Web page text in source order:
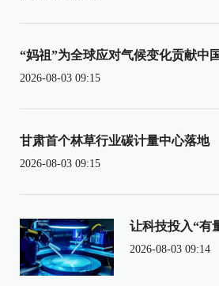
“妈祖”为全球应对气候变化贡献中
2026-08-03 09:15
甘肃首个林草行业碳计量中心落地
2026-08-03 09:15
让科技投入“有
2026-08-03 09:14